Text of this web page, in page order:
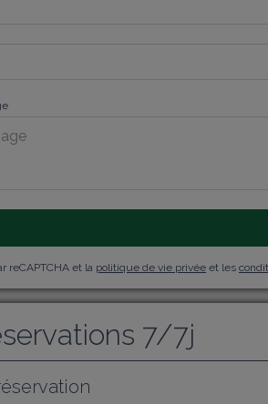
reCAPTCHA et la politique de vie privée et les
7/7j